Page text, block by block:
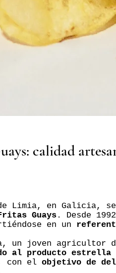
calidad
Limia, en Galicia,
Guays . Desde
en un
un joven
al producto estrella
con el objetivo de